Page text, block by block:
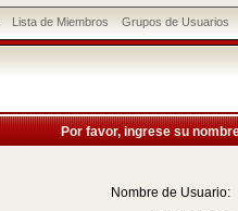
Lista de Miembros Grupos de Usuarios
Por favor, ingrese su
Nombre de Usuario: